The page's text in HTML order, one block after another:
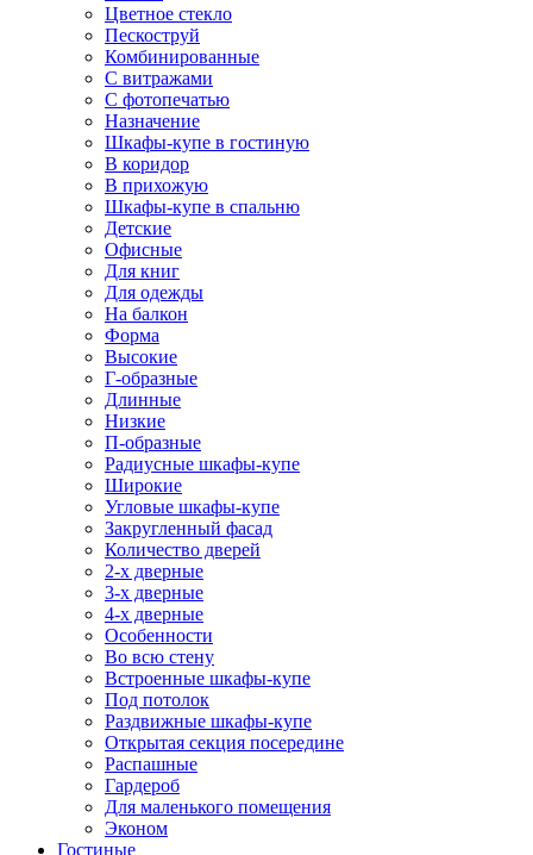
Цветное стекло
Пескоструй
Комбинированные
С витражами
С фотопечатью
Назначение
Шкафы-купе в гостиную
В коридор
В прихожую
Шкафы-купе в спальню
Детские
Офисные
Для книг
Для одежды
На балкон
Форма
Высокие
Г-образные
Длинные
Низкие
П-образные
Радиусные шкафы-купе
Широкие
Угловые шкафы-купе
Закругленный фасад
Количество дверей
2-х дверные
3-х дверные
4-х дверные
Особенности
Во всю стену
Встроенные шкафы-купе
Под потолок
Раздвижные шкафы-купе
Открытая секция посередине
Распашные
Гардероб
Для маленького помещения
Эконом
Гостиные